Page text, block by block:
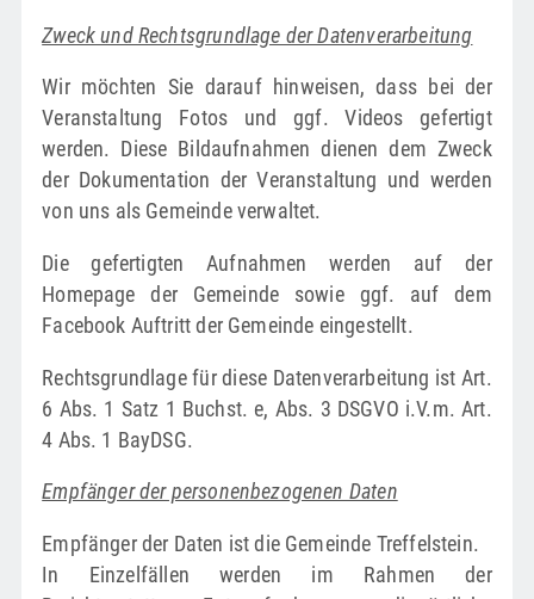
Zweck und Rechtsgrundlage der Datenverarbeitung
Wir möchten Sie darauf hinweisen, dass bei der
Veranstaltung Fotos und ggf. Videos gefertigt
werden. Diese Bildaufnahmen dienen dem Zweck
der Dokumentation der Veranstaltung und werden
von uns als Gemeinde verwaltet.
Die gefertigten Aufnahmen werden auf der
Homepage der Gemeinde sowie ggf. auf dem
Facebook Auftritt der Gemeinde eingestellt.
Rechtsgrundlage für diese Datenverarbeitung ist Art.
6 Abs. 1 Satz 1 Buchst. e, Abs. 3 DSGVO i.V.m. Art.
4 Abs. 1 BayDSG.
Empfänger der personenbezogenen Daten
Empfänger der Daten ist die Gemeinde Treffelstein.
In Einzelfällen werden im Rahmen der